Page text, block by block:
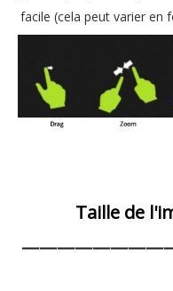
facile (cela peut varier en
Taille de